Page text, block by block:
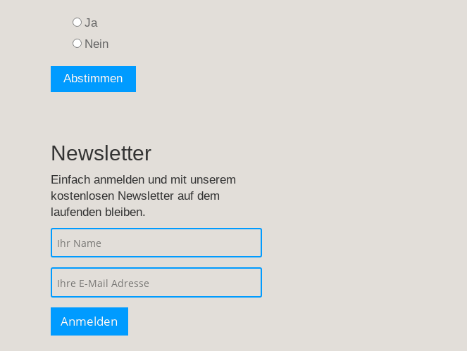
Ja
Nein
Newsletter
Einfach anmelden und mit unserem
kostenlosen Newsletter auf dem
laufenden bleiben.